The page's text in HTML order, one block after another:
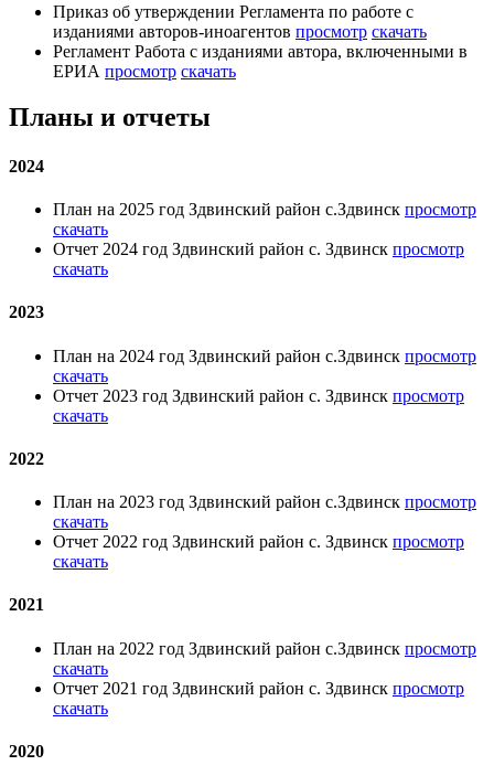
Приказ об утверждении Регламента по работе с
изданиями авторов-иноагентов просмотр скачать
Регламент Работа с изданиями автора, включенными в
ЕРИА просмотр скачать
Планы и отчеты
2024
План на 2025 год Здвинский район с.Здвинск просмотр
скачать
Отчет 2024 год Здвинский район с. Здвинск просмотр
скачать
2023
План на 2024 год Здвинский район с.Здвинск просмотр
скачать
Отчет 2023 год Здвинский район с. Здвинск просмотр
скачать
2022
План на 2023 год Здвинский район с.Здвинск просмотр
скачать
Отчет 2022 год Здвинский район с. Здвинск просмотр
скачать
2021
План на 2022 год Здвинский район с.Здвинск просмотр
скачать
Отчет 2021 год Здвинский район с. Здвинск просмотр
скачать
2020